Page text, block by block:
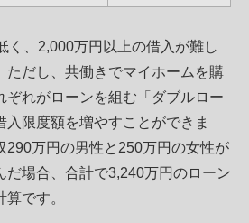
く、2,000万円以上の借入が難し
ただし、共働きでマイホームを購
ぞれがローンを組む「ダブルロー
入限度額を増やすことができま
290万円の男性と250万円の女性が
だ場合、合計で3,240万円のローン
です。